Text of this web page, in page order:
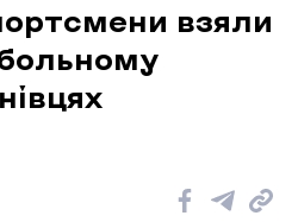
взяли